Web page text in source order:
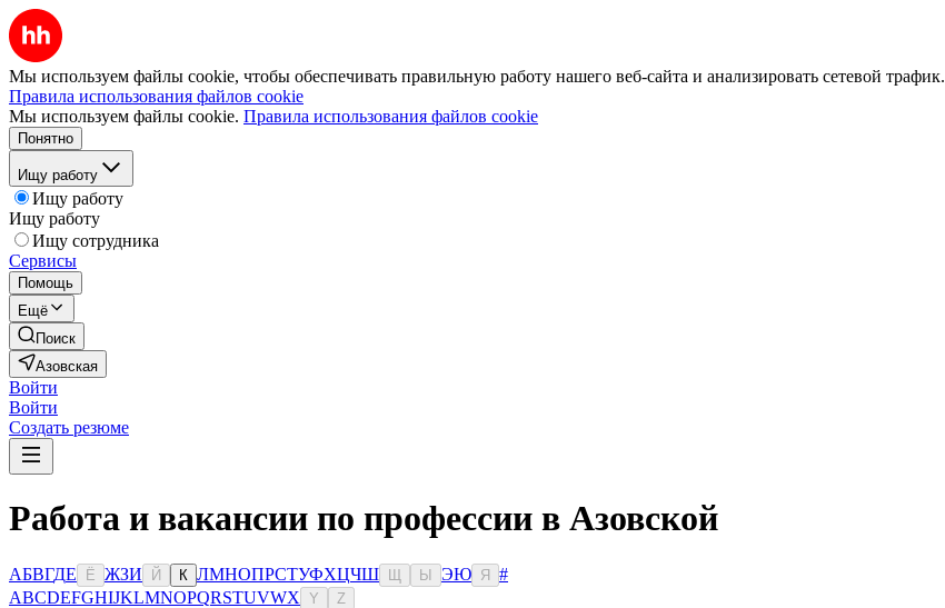
Мы используем файлы cookie, чтобы обеспечивать правильную работу нашего веб-сайта и анализировать сетевой трафик.
Правила использования файлов cookie
Мы используем файлы cookie. Правила использования файлов cookie
Понятно
Ищу работу
Ищу работу
Ищу работу
Ищу сотрудника
Сервисы
Помощь
Ещё
Поиск
Азовская
Войти
Войти
Создать резюме
Работа и вакансии по профессии в Азовской
АБВГДЕ Ё ЖЗИ Й К ЛМНОПРСТУФХЦЧШ Ы ЭЮ Я
#
ABCDEFGHIJKLMNOPQRSTUVWX Y Z